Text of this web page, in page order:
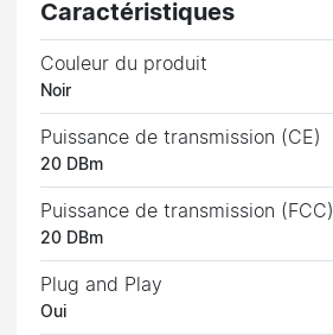
Caractéristiques
Couleur du produit
Noir
Puissance de transmission (CE)
20 DBm
Puissance de transmission (FCC)
20 DBm
Plug and Play
Oui